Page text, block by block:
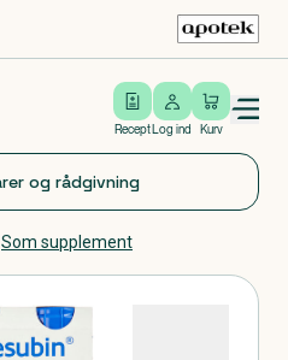
Recept
Log ind
Log ind Kurv
Open/close menu
Som supplement